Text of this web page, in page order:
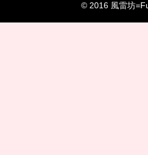
© 2016 風雷坊